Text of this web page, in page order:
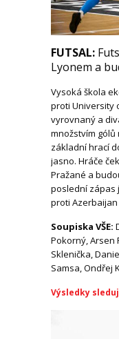
FUTSAL:
Lyonem a
Vysoká škola
proti University
vyrovnaný a
množstvím
základní hrací
jasno. Hráče
Pražané a
poslední zápas
proti Azerbaijan
Soupiska VŠE:
Pokorný, Arsen
Sklenička,
Samsa, Ondřej
Výsledky